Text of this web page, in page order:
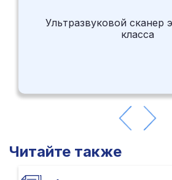
Ультразвуковой сканер
класса
Читайте также